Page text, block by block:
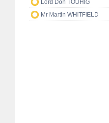
Lord Don TOUHIG
Mr Martin WHITFIELD